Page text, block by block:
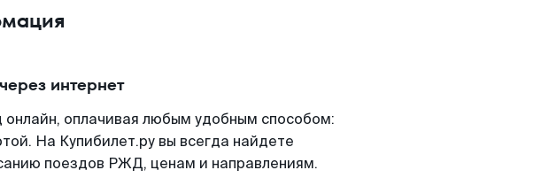
интернет
оплачивая любым удобным способом:
На Купибилет.ру вы всегда найдете
поездов РЖД, ценам и направлениям.